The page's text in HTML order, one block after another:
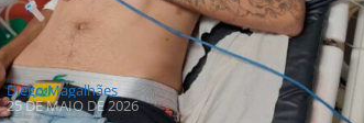
Diego Magalhães
25 DE MAIO DE 2026